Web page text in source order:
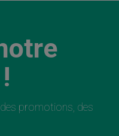
promotions, des